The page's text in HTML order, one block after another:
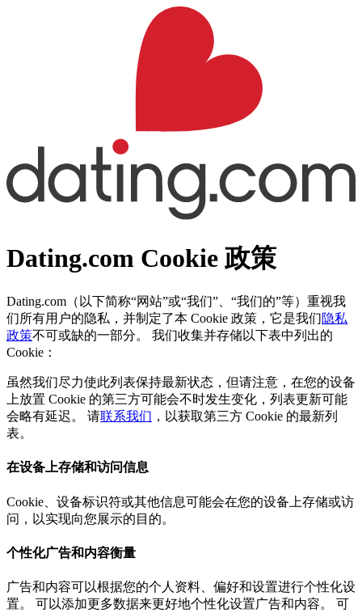
Dating.com Cookie 政策
Dating.com（以下简称“网站”或“我们”、“我们的”等）重视我
们所有用户的隐私，并制定了本 Cookie 政策，它是我们隐私
政策不可或缺的一部分。 我们收集并存储以下表中列出的
Cookie：
虽然我们尽力使此列表保持最新状态，但请注意，在您的设备
上放置 Cookie 的第三方可能会不时发生变化，列表更新可能
会略有延迟。 请联系我们 ，以获取第三方 Cookie 的最新列
表。
在设备上存储和访问信息
Cookie、设备标识符或其他信息可能会在您的设备上存储或访
问，以实现向您展示的目的。
个性化广告和内容衡量
广告和内容可以根据您的个人资料、偏好和设置进行个性化设
置。 可以添加更多数据来更好地个性化设置广告和内容。 可